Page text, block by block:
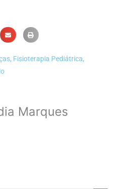
, Fisioterapia Pediátrica,
Marques